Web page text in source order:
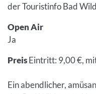
der Touristinfo Bad
Open Air
Ja
PreisEintritt: 9,00 €,
Ein abendlicher,